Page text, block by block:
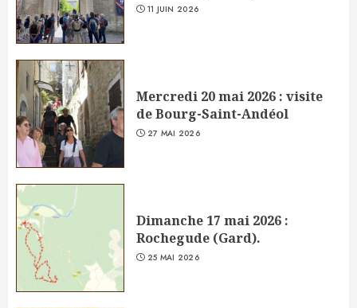
11 JUIN 2026
Mercredi 20 mai 2026 : visite
de Bourg-Saint-Andéol
27 MAI 2026
Dimanche 17 mai 2026 :
Rochegude (Gard).
25 MAI 2026